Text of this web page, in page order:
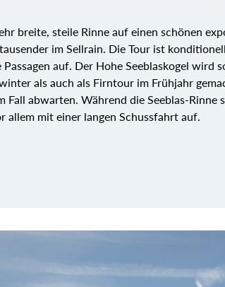
breite, steile Rinne auf einen schönen
im Sellrain. Die Tour ist
auf. Der Hohe Seeblaskogel wird
als auch als Firntour im Frühjahr
Fall abwarten. Während die Seeblas-Rinne
allem mit einer langen Schussfahrt auf.